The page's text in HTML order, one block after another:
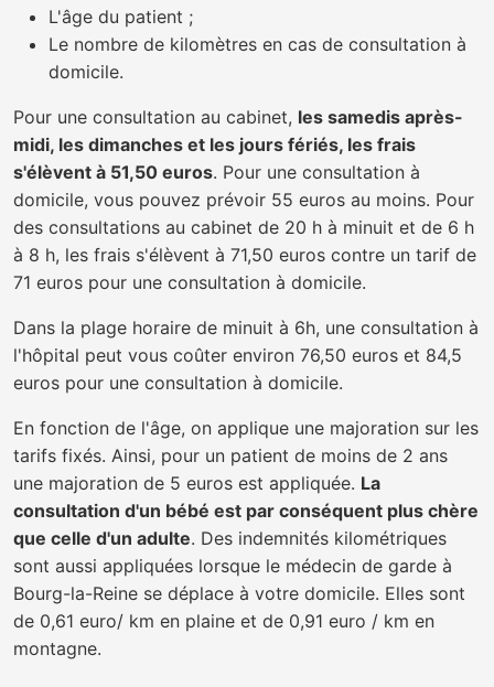
L'âge du patient ;
Le nombre de kilomètres en cas de consultation à
domicile.
Pour une consultation au cabinet, les samedis après-
midi, les dimanches et les jours fériés, les frais
s'élèvent à 51,50 euros. Pour une consultation à
domicile, vous pouvez prévoir 55 euros au moins. Pour
des consultations au cabinet de 20 h à minuit et de 6 h
à 8 h, les frais s'élèvent à 71,50 euros contre un tarif de
71 euros pour une consultation à domicile.
Dans la plage horaire de minuit à 6h, une consultation à
l'hôpital peut vous coûter environ 76,50 euros et 84,5
euros pour une consultation à domicile.
En fonction de l'âge, on applique une majoration sur les
tarifs fixés. Ainsi, pour un patient de moins de 2 ans
une majoration de 5 euros est appliquée. La
consultation d'un bébé est par conséquent plus chère
que celle d'un adulte. Des indemnités kilométriques
sont aussi appliquées lorsque le médecin de garde à
Bourg-la-Reine se déplace à votre domicile. Elles sont
de 0,61 euro/ km en plaine et de 0,91 euro / km en
montagne.